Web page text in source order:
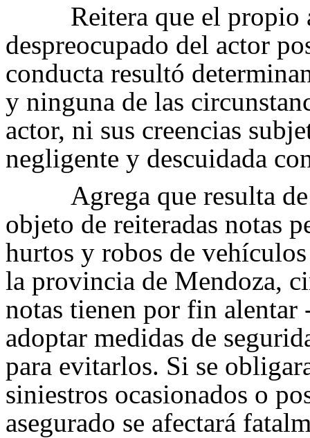
Reitera que el
despreocupado del actor
conducta resultó
y ninguna de las
actor, ni sus creencias
negligente y descuidada
Agrega que resulta
objeto de reiteradas notas
hurtos y robos de
la provincia de Mendoza,
notas tienen por fin alentar
adoptar medidas de
para evitarlos. Si se
siniestros ocasionados o
asegurado se afectará